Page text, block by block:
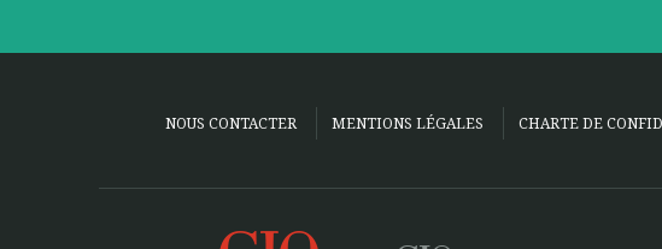
NOUS CONTACTER MENTIONS LÉGALES CHARTE DE